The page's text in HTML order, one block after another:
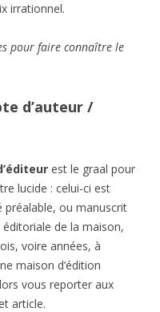
irrationnel.
pour faire connaître le
d’auteur /
est le graal pour
lucide : celui-ci est
préalable, ou manuscrit
de la maison,
voire années, à
maison d’édition
vous reporter aux
article.